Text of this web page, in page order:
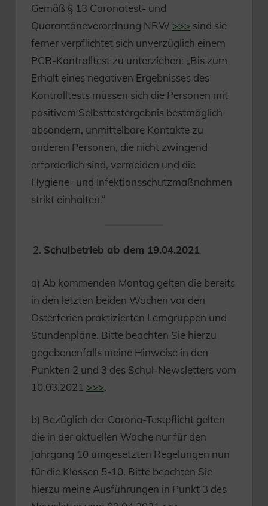
Gemäß § 13 Coronatest- und
Quarantäneverordnung NRW >>> sind sie
ferner verpflichtet sich unverzüglich einem
PCR-Kontrolltest zu unterziehen: „Bis zum
Erhalt eines negativen Ergebnisses des
Kontrolltests müssen sich die Personen mit
positivem Selbsttestergebnis bestmöglich
absondern, unmittelbare Kontakte zu
anderen Personen, die nicht zwingend
erforderlich sind, vermeiden und die
Hygiene- und Infektionsschutzmaßnahmen
strikt einhalten.“
Schulbetrieb ab dem 19.04.2021
a) Ab kommenden Montag gelten die bereits
in den letzten beiden Wochen vor den
Osterferien praktizierten Lerngruppen und
Stundenpläne. Bitte beachten Sie hierzu
gegebenenfalls meine Hinweise in den
Punkten 2 und 3 des Schul-Newsletters vom
10.03.2021 >>>.
b) Bezüglich der Corona-Testpflicht gelten
die in der aktuellen Woche nur für den
Jahrgang 10 umgesetzten Regelungen nun
für die Klassen 5-10. Bitte beachten Sie
hierzu meine Ausführungen in Punkt 3 des